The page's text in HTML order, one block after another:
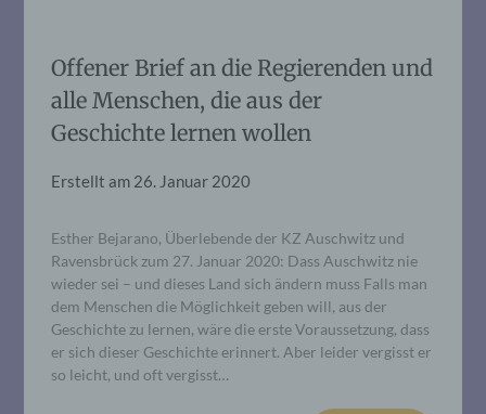
Offener Brief an die Regierenden und
alle Menschen, die aus der
Geschichte lernen wollen
Erstellt am 26. Januar 2020
Esther Bejarano, Überlebende der KZ Auschwitz und
Ravensbrück zum 27. Januar 2020: Dass Auschwitz nie
wieder sei – und dieses Land sich ändern muss Falls man
dem Menschen die Möglichkeit geben will, aus der
Geschichte zu lernen, wäre die erste Voraussetzung, dass
er sich dieser Geschichte erinnert. Aber leider vergisst er
so leicht, und oft vergisst…